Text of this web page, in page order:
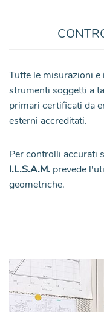
Tutte le misurazioni
strumenti soggetti a
primari certificati da
esterni accreditati.
Per controlli accurati
I.L.S.A.M. prevede
geometriche.